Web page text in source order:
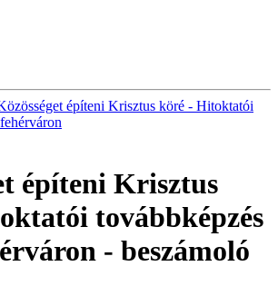
építeni Krisztus köré - Hitoktatói
építeni Krisztus
továbbképzés
- beszámoló